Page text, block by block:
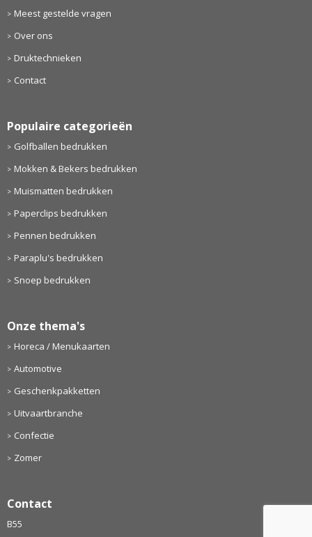
Meest gestelde vragen
Over ons
Druktechnieken
Contact
Populaire categorieën
Golfballen bedrukken
Mokken & Bekers bedrukken
Muismatten bedrukken
Paperclips bedrukken
Pennen bedrukken
Paraplu's bedrukken
Snoep bedrukken
Onze thema's
Horeca / Menukaarten
Automotive
Geschenkpakketten
Uitvaartbranche
Confectie
Zomer
Contact
B55